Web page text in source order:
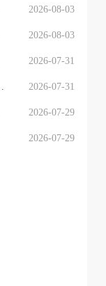
2026-08-03
2026-08-03
2026-07-31
2026-07-31
2026-07-29
2026-07-29